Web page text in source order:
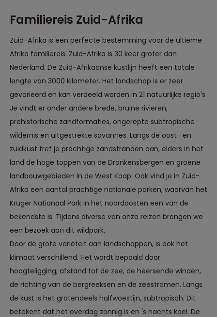
Familiereis Zuid-Afrika
Zuid-Afrika is een perfecte bestemming voor de ultieme
Afrika familiereis. Zuid-Afrika is 30 keer groter dan
Nederland. De Zuid-Afrikaanse kustlijn heeft een totale
lengte van 3000 kilometer. Het landschap is er zeer
gevarieerd en kan verdeeld worden in 21 natuurlijke regio's.
Je vindt er onder andere brede, bruine rivieren,
prehistorische zandformaties, ongerepte subtropische
wildernis en uitgestrekte savannes. Langs de oost- en
zuidkust tref je prachtige zandstranden aan, elders in het
land de hoge toppen van de Drankensbergen en groene
landbouwgebieden in de West Kaap. Ook vind je in Zuid-
Afrika een aantal prachtige nationale parken, waarvan het
Kruger Nationaal Park in het noordoosten een van de
bekendste is. Tijdens diverse van onze reizen brengen we
een bezoek aan dit wildpark.
Door de grote variëteit aan landschappen, is ook het
klimaat verschillend. Het wordt bepaald door
hoogteligging, afstand tot de zee, de heersende winden,
de richting van de bergreeksen en de zeestromen. Langs
de kust is het grotendeels halfwoestijn, subtropisch. Dit
betekent dat het overdag zonnig is en 's nachts koel. De